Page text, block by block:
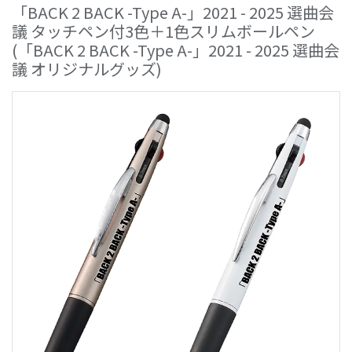
「BACK 2 BACK -Type A-」2021 - 2025 選曲会
議 タッチペン付3色＋1色スリムボールペン
(「BACK 2 BACK -Type A-」2021 - 2025 選曲会
議 オリジナルグッズ)